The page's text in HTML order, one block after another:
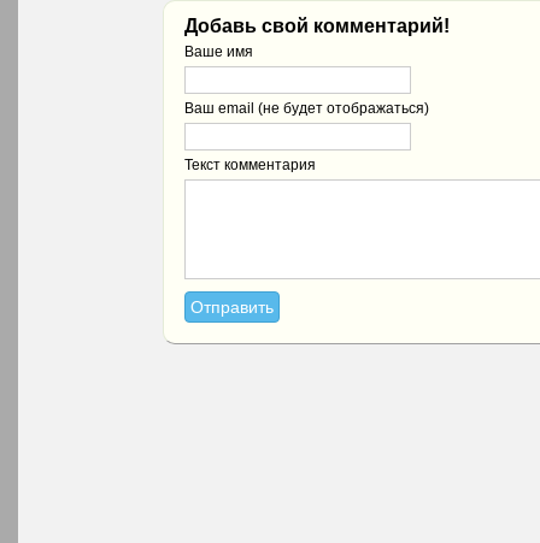
Добавь свой комментарий!
Ваше имя
Ваш email (не будет отображаться)
Текст комментария